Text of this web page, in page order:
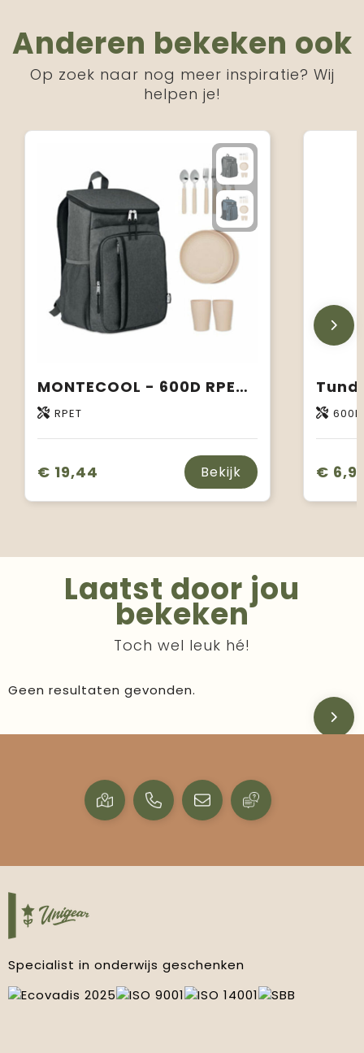
Anderen bekeken ook
Op zoek naar nog meer inspiratie? Wij
helpen je!
MONTECOOL - 600D RPET outdoor koeltas
RPET
€ 19,44 Bekijk €
Laatst door jou
bekeken
Toch wel leuk hé!
Geen resultaten gevonden.
Specialist in onderwijs geschenken